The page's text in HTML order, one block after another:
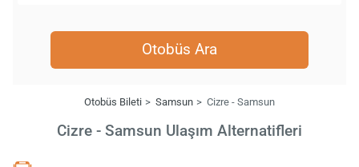
Otobüs Ara
Otobüs Bileti Samsun Cizre - Samsun
Cizre - Samsun Ulaşım Alternatifleri